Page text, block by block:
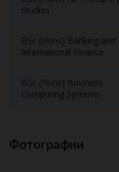
Studies
BSc (Hons) Banking and
International Finance
BSc (Hons) Business
Computing Systems
Фотографии